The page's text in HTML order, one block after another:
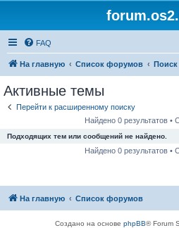
FAQ
На главную Список форумов Поиск
Активные темы
Перейти к расширенному поиску
Найдено 0 результатов •
Подходящих тем или сообщений не найдено.
Найдено 0 результатов •
На главную Список форумов
Создано на основе phpBB® Forum